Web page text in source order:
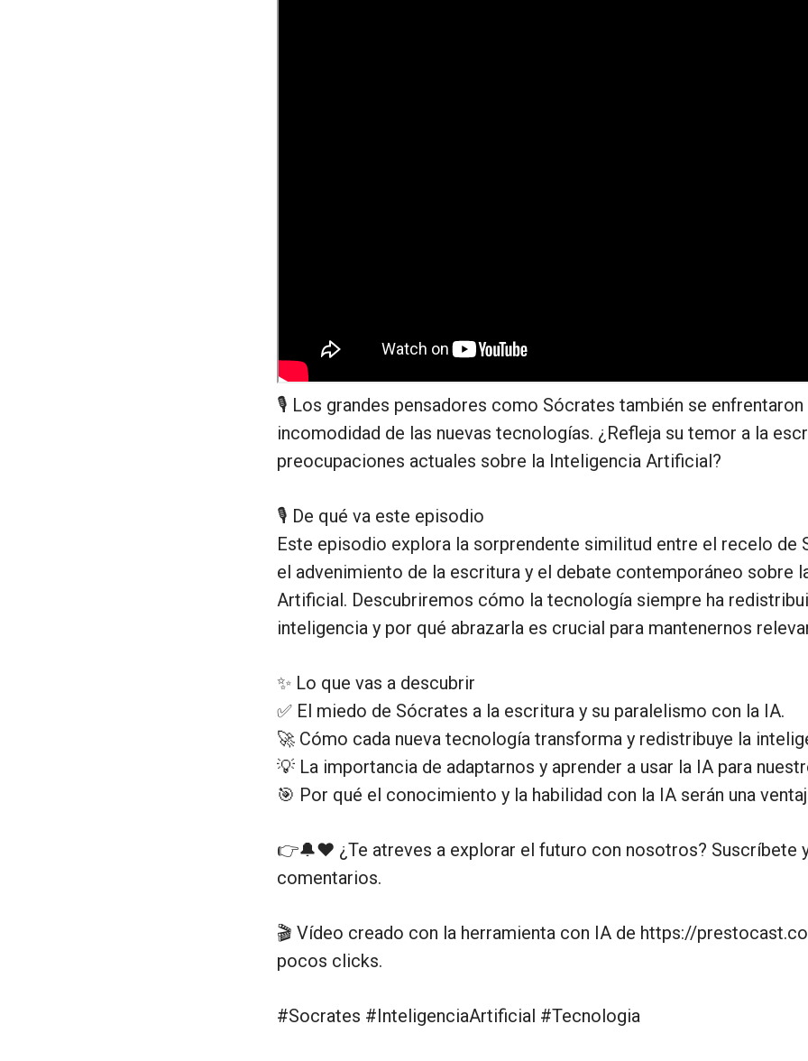
🎙️ Los grandes pensadores como Sócrates también se enfrentaron
incomodidad de las nuevas tecnologías. ¿Refleja su temor a la
preocupaciones actuales sobre la Inteligencia Artificial?
🎙️ De qué va este episodio
Este episodio explora la sorprendente similitud entre el recelo de
el advenimiento de la escritura y el debate contemporáneo sobre
Artificial. Descubriremos cómo la tecnología siempre ha
inteligencia y por qué abrazarla es crucial para mantenernos
✨ Lo que vas a descubrir
✅ El miedo de Sócrates a la escritura y su paralelismo con la IA.
🚀 Cómo cada nueva tecnología transforma y redistribuye la
💡 La importancia de adaptarnos y aprender a usar la IA para
🎯 Por qué el conocimiento y la habilidad con la IA serán una
👉🔔❤️ ¿Te atreves a explorar el futuro con nosotros? Suscríbete
comentarios.
🎬 Vídeo creado con la herramienta con IA de https://
pocos clicks.
#Socrates #InteligenciaArtificial #Tecnologia